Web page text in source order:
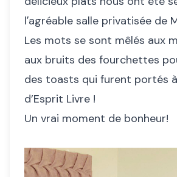
lʼagréable salle privatisée de
Les mots se sont mêlés aux
aux bruits des fourchettes
des toasts qui furent portés
d’Esprit Livre !
Un vrai moment de bonheur!